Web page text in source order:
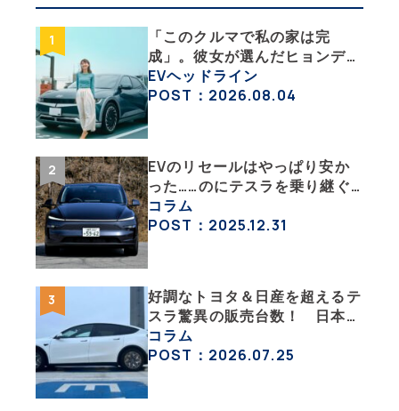
「このクルマで私の家は完
成」。彼女が選んだヒョンデ
「IONIQ 5」の「エネルギーハ
ック」な生活【ななみんEVレ
EVヘッドライン
POST：2026.08.04
EVのリセールはやっぱり安か
った……のにテスラを乗り継ぐ
ってどういうこと？ 【テスラ
沼にはまった大学教授のEV生
コラム
POST：2025.12.31
好調なトヨタ＆日産を超えるテ
スラ驚異の販売台数！ 日本の
EV市場はますます拡大
コラム
POST：2026.07.25